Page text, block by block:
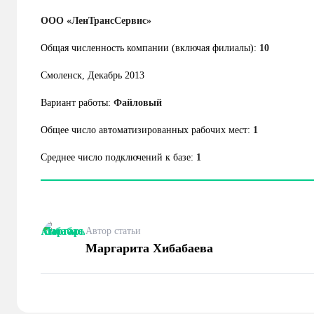
ООО «ЛенТрансСервис»
Общая численность компании (включая филиалы): 10
Смоленск, Декабрь 2013
Вариант работы: Файловый
Общее число автоматизированных рабочих мест: 1
Среднее число подключений к базе: 1
Автор статьи
Маргарита Хибабаева